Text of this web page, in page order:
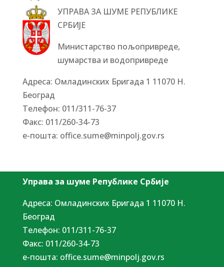
УПРАВА ЗА ШУМЕ РЕПУБЛИКЕ
СРБИЈЕ
Министарство пољопривреде,
шумарства и водопривреде
Адреса: Омладинских Бригада 1 11070 Н.
Београд
Tелефон: 011/311-76-37
Факс: 011/260-34-73
е-пошта: office.sume@minpolj.gov.rs
Управа за шуме Републике Србије
Адреса: Омладинских Бригада 1 11070 Н.
Београд
Tелефон: 011/311-76-37
Факс: 011/260-34-73
е-пошта: office.sume@minpolj.gov.rs